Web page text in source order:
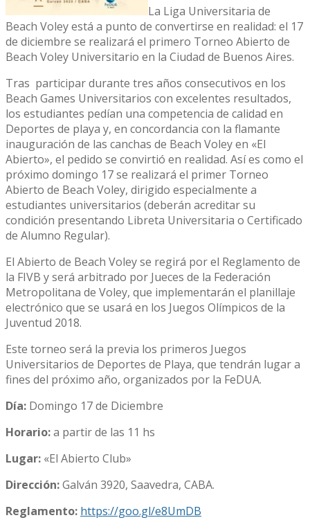
La Liga Universitaria de
Beach Voley está a punto de convertirse en realidad: el 17
de diciembre se realizará el primero Torneo Abierto de
Beach Voley Universitario en la Ciudad de Buenos Aires.
Tras participar durante tres años consecutivos en los
Beach Games Universitarios con excelentes resultados,
los estudiantes pedían una competencia de calidad en
Deportes de playa y, en concordancia con la flamante
inauguración de las canchas de Beach Voley en «El
Abierto», el pedido se convirtió en realidad. Así es como el
próximo domingo 17 se realizará el primer Torneo
Abierto de Beach Voley, dirigido especialmente a
estudiantes universitarios (deberán acreditar su
condición presentando Libreta Universitaria o Certificado
de Alumno Regular).
El Abierto de Beach Voley se regirá por el Reglamento de
la FIVB y será arbitrado por Jueces de la Federación
Metropolitana de Voley, que implementarán el planillaje
electrónico que se usará en los Juegos Olímpicos de la
Juventud 2018.
Este torneo será la previa los primeros Juegos
Universitarios de Deportes de Playa, que tendrán lugar a
fines del próximo año, organizados por la FeDUA.
Día: Domingo 17 de Diciembre
Horario:a partir de las 11 hs
Lugar: «El Abierto Club»
Dirección:Galván 3920, Saavedra, CABA.
Reglamento: https://goo.gl/e8UmDB